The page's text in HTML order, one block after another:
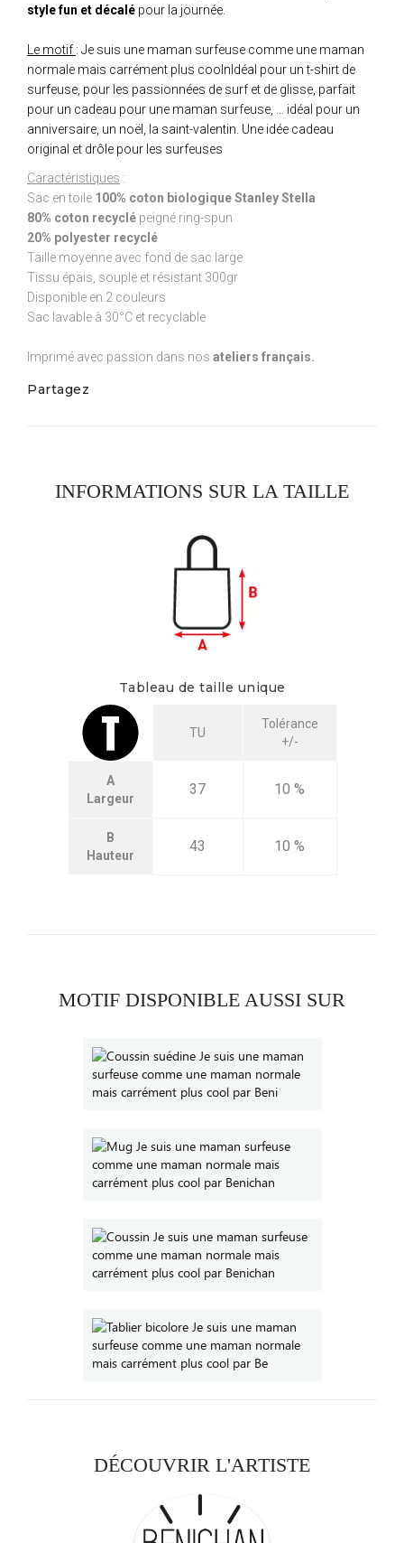
style fun et décalé pour la journée.
Le motif : Je suis une maman surfeuse comme une maman
normale mais carrément plus coolnIdéal pour un t-shirt de
surfeuse, pour les passionnées de surf et de glisse, parfait
pour un cadeau pour une maman surfeuse, ... idéal pour un
anniversaire, un noël, la saint-valentin. Une idée cadeau
original et drôle pour les surfeuses
Caractéristiques :
Sac en toile 100% coton biologique Stanley Stella
80% coton recyclé peigné ring-spun
20% polyester recyclé
Taille moyenne avec fond de sac large
Tissu épais, souple et résistant 300gr
Disponible en 2 couleurs
Sac lavable à 30°C et recyclable
Imprimé avec passion dans nos ateliers français.
Partagez
INFORMATIONS SUR LA TAILLE
Tableau de taille unique
TU
Tolérance
+/-
A
Largeur
37 10 %
B
Hauteur
43 10 %
MOTIF DISPONIBLE AUSSI SUR
DÉCOUVRIR L'ARTISTE